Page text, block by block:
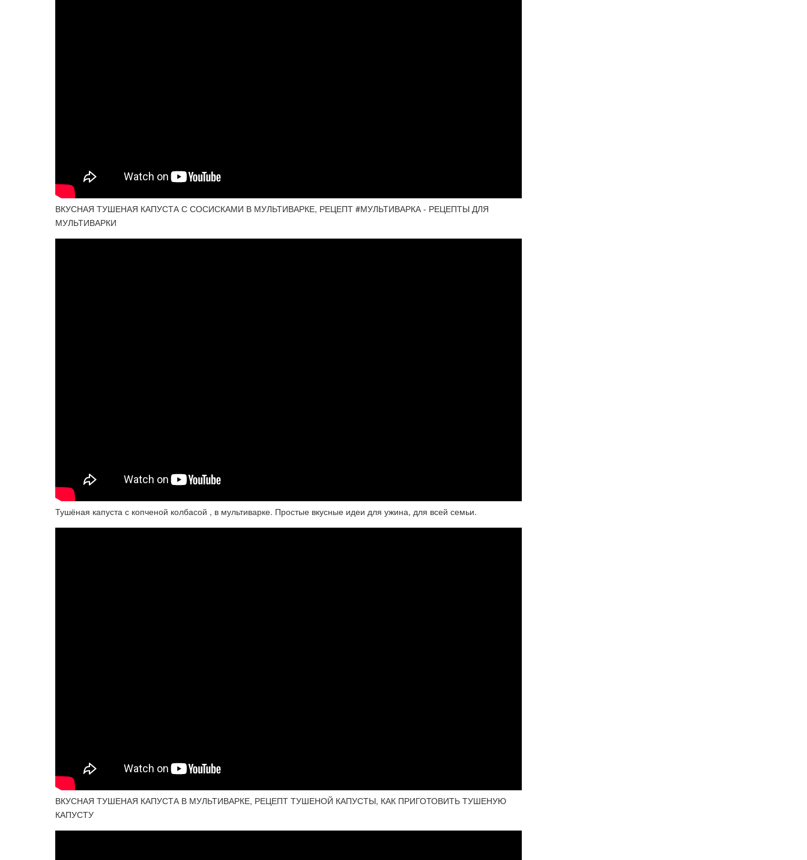
ВКУСНАЯ ТУШЕНАЯ КАПУСТА С СОСИСКАМИ В МУЛЬТИВАРКЕ, РЕЦЕПТ #МУЛЬТИВАРКА - РЕЦЕПТЫ ДЛЯ
МУЛЬТИВАРКИ
Тушёная капуста с копченой колбасой , в мультиварке. Простые вкусные идеи для ужина, для всей семьи.
ВКУСНАЯ ТУШЕНАЯ КАПУСТА В МУЛЬТИВАРКЕ, РЕЦЕПТ ТУШЕНОЙ КАПУСТЫ, КАК ПРИГОТОВИТЬ ТУШЕНУЮ
КАПУСТУ